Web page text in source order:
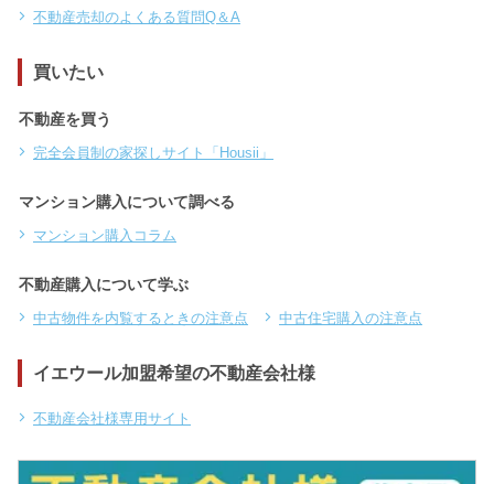
不動産売却のよくある質問Q＆A
買いたい
不動産を買う
完全会員制の家探しサイト「Housii」
マンション購入について調べる
マンション購入コラム
不動産購入について学ぶ
中古物件を内覧するときの注意点 中古住宅購入の注意点
イエウール加盟希望の不動産会社様
不動産会社様専用サイト